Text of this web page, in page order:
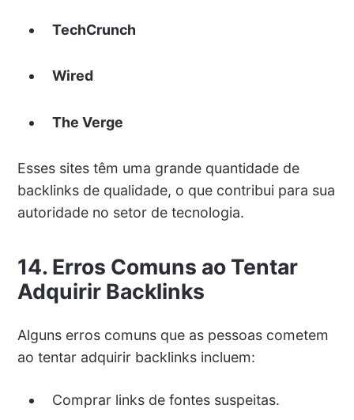
TechCrunch
Wired
The Verge
Esses sites têm uma grande quantidade de
backlinks de qualidade, o que contribui para sua
autoridade no setor de tecnologia.
14. Erros Comuns ao Tentar
Adquirir Backlinks
Alguns erros comuns que as pessoas cometem
ao tentar adquirir backlinks incluem:
Comprar links de fontes suspeitas.